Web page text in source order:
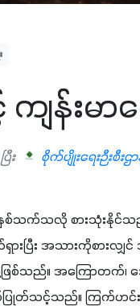
ျန်းမာရ
ြီး စိုက်ပျိုးရေးဉီးစီးဌ
စ်သက်သလို စားသုံးနိုင်သ
း အသားကိုစားလျှင်
တို့ဖြစ်သည်။ အကြောတ
က်ပြုတ်သင့်သည်။ ကြက်ဟ